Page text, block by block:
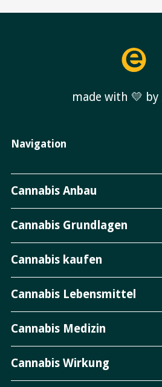
made with 💛 by
Navigation
Cannabis Anbau
Cannabis Grundlagen
Cannabis kaufen
Cannabis Lebensmittel
Cannabis Medizin
Cannabis Wirkung